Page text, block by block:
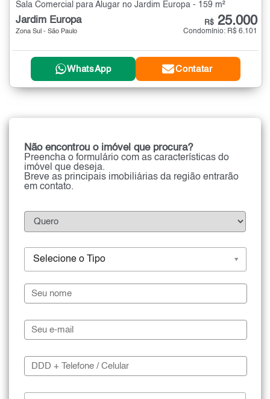
Sala Comercial para Alugar no Jardim Europa - 159 m²
Jardim Europa
Zona Sul - São Paulo
R$ 25.000
Condomínio: R$ 6.101
WhatsApp Contatar
Não encontrou o imóvel que procura?
Preencha o formulário com as características do
imóvel que deseja.
Breve as principais imobiliárias da região entrarão
em contato.
Selecione o Tipo